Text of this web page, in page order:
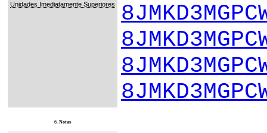
Unidades Imediatamente Superiores
6. Notas